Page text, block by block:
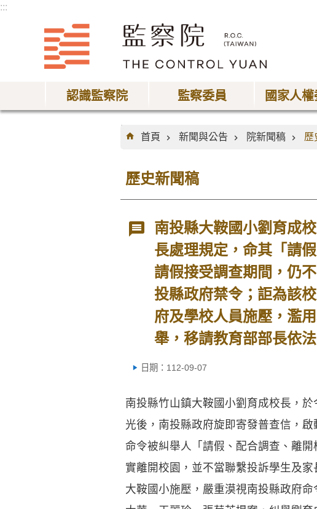
:::
認識監察院 監察委員 國家人
:::
首頁
新聞與公告 院新聞稿 歷
歷史新聞稿
南投縣大鞍國小劉育成
長處理規定，命其「請
請假接受調查期間，仍
投縣政府禁令；詎為該
府及學校人員施壓，濫
舉，移請教育部部長依
日期：112-09-07
南投縣竹山鎮大鞍國小劉育成校長，
光後，南投縣政府旋即寄發普查信，
命令被糾舉人「請假、配合調查、離
實離開校園，並不當聯繫投訴學生及
大鞍國小施壓，嚴重漠視南投縣政府